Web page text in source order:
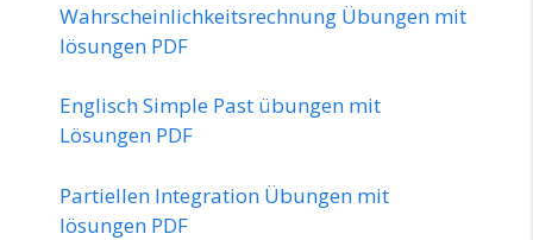
Wahrscheinlichkeitsrechnung Übungen mit
lösungen PDF
Englisch Simple Past übungen mit
Lösungen PDF
Partiellen Integration Übungen mit
lösungen PDF